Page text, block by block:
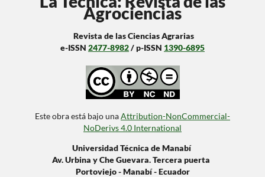
Agrociencias
Revista de las Ciencias Agrarias
e-ISSN 2477-8982/ p-ISSN 1390-6895
Este obra está bajo unaAttribution-NonCommercial-
NoDerivs 4.0 International
Universidad Técnica de Manabí
Av. Urbina y Che Guevara. Tercera puerta
Portoviejo - Manabí - Ecuador